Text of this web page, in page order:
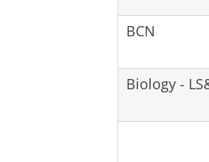
BCN
Biology -